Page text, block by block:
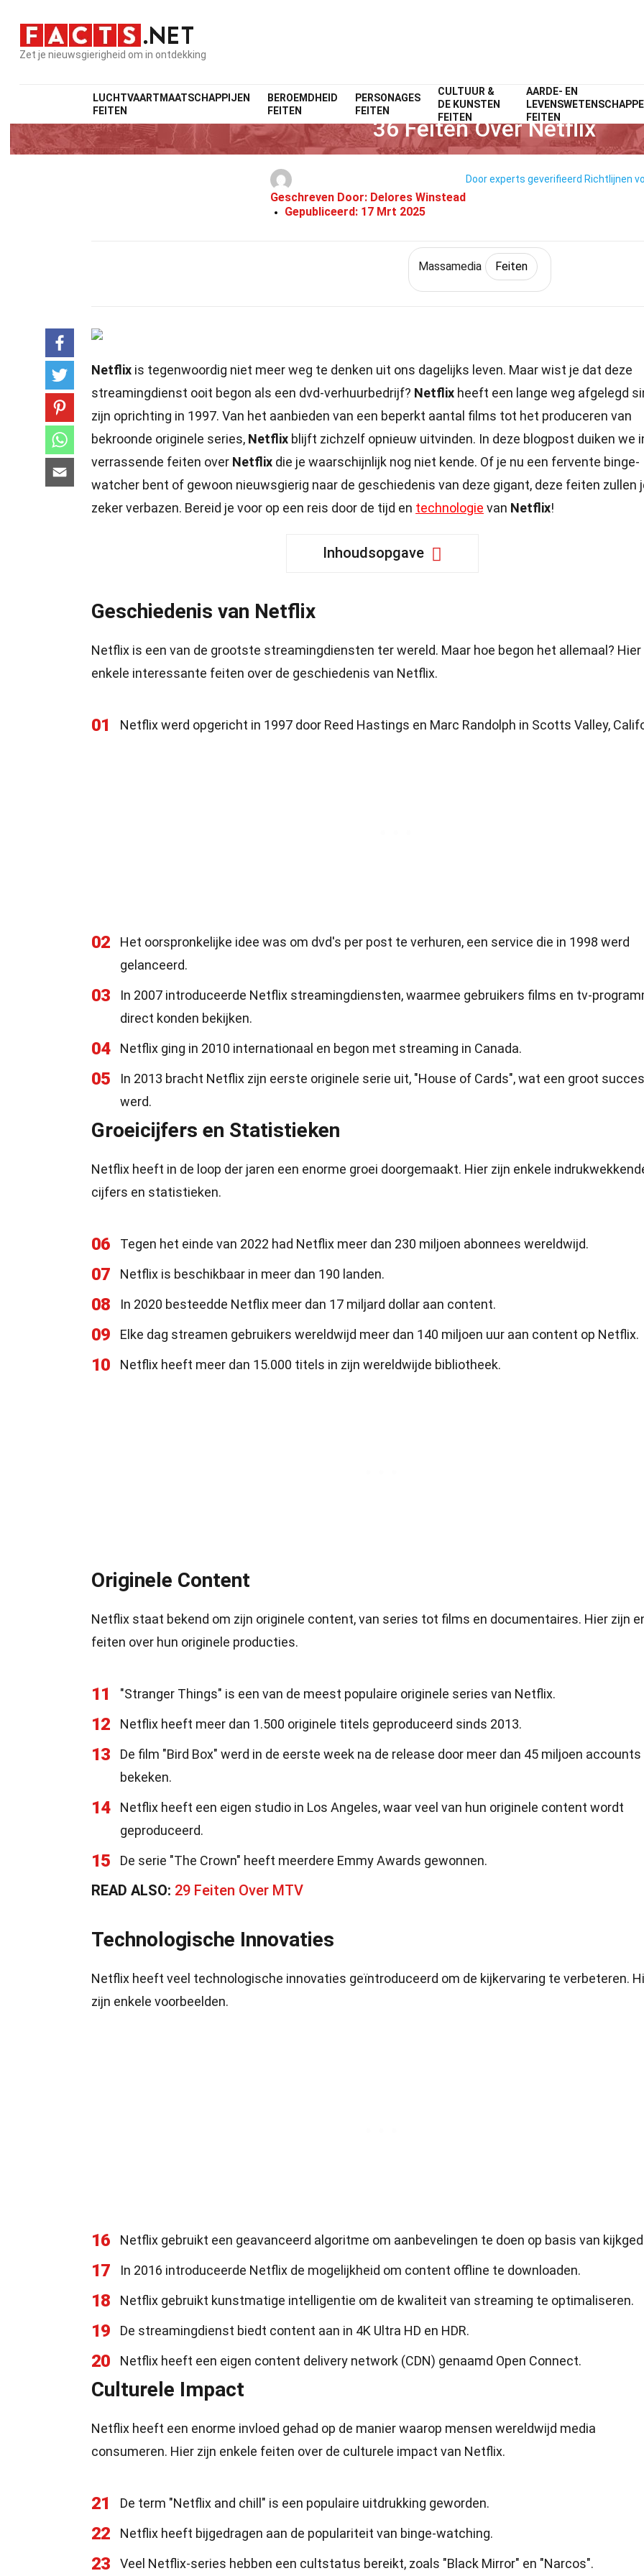
Zet je nieuwsgierigheid om in ontdekking
LUCHTVAARTMAATSCHAPPIJEN
FEITEN
BEROEMDHEID
FEITEN
PERSONAGES
FEITEN
CULTUUR &
DE KUNSTEN
FEITEN
AARDE- EN
FEITEN
Home Cultuur & De KunstenFeiten MassamediaFeiten
36 Feiten Over Netflix
Geschreven Door: Delores Winstead
Gepubliceerd: 17 Mrt 2025
Door experts geverifieerd Richtlijnen
Massamedia Feiten
Netflix is tegenwoordig niet meer weg te denken uit ons dagelijks leven. Maar wist je dat deze
streamingdienst ooit begon als een dvd-verhuurbedrijf? Netflix heeft een lange weg afgelegd
zijn oprichting in 1997. Van het aanbieden van een beperkt aantal films tot het produceren van
bekroonde originele series, Netflix blijft zichzelf opnieuw uitvinden. In deze blogpost duiken we
verrassende feiten over Netflix die je waarschijnlijk nog niet kende. Of je nu een fervente binge-
watcher bent of gewoon nieuwsgierig naar de geschiedenis van deze gigant, deze feiten zullen
zeker verbazen. Bereid je voor op een reis door de tijd en technologie van Netflix!
Inhoudsopgave
Geschiedenis van Netflix
Netflix is een van de grootste streamingdiensten ter wereld. Maar hoe begon het allemaal? Hier
enkele interessante feiten over de geschiedenis van Netflix.
01 Netflix werd opgericht in 1997 door Reed Hastings en Marc Randolph in Scotts Valley,
02
Het oorspronkelijke idee was om dvd's per post te verhuren, een service die in 1998 werd
gelanceerd.
03
In 2007 introduceerde Netflix streamingdiensten, waarmee gebruikers films en tv-
direct konden bekijken.
04 Netflix ging in 2010 internationaal en begon met streaming in Canada.
05
In 2013 bracht Netflix zijn eerste originele serie uit, "House of Cards", wat een groot succes
werd.
Groeicijfers en Statistieken
Netflix heeft in de loop der jaren een enorme groei doorgemaakt. Hier zijn enkele
cijfers en statistieken.
06 Tegen het einde van 2022 had Netflix meer dan 230 miljoen abonnees wereldwijd.
07 Netflix is beschikbaar in meer dan 190 landen.
08 In 2020 besteedde Netflix meer dan 17 miljard dollar aan content.
09 Elke dag streamen gebruikers wereldwijd meer dan 140 miljoen uur aan content op Netflix.
10 Netflix heeft meer dan 15.000 titels in zijn wereldwijde bibliotheek.
Originele Content
Netflix staat bekend om zijn originele content, van series tot films en documentaires. Hier zijn
feiten over hun originele producties.
11 "Stranger Things" is een van de meest populaire originele series van Netflix.
12 Netflix heeft meer dan 1.500 originele titels geproduceerd sinds 2013.
13
De film "Bird Box" werd in de eerste week na de release door meer dan 45 miljoen accounts
bekeken.
14
Netflix heeft een eigen studio in Los Angeles, waar veel van hun originele content wordt
geproduceerd.
15 De serie "The Crown" heeft meerdere Emmy Awards gewonnen.
READ ALSO: 29 Feiten Over MTV
Technologische Innovaties
Netflix heeft veel technologische innovaties geïntroduceerd om de kijkervaring te verbeteren.
zijn enkele voorbeelden.
16 Netflix gebruikt een geavanceerd algoritme om aanbevelingen te doen op basis van
17 In 2016 introduceerde Netflix de mogelijkheid om content offline te downloaden.
18 Netflix gebruikt kunstmatige intelligentie om de kwaliteit van streaming te optimaliseren.
19 De streamingdienst biedt content aan in 4K Ultra HD en HDR.
20 Netflix heeft een eigen content delivery network (CDN) genaamd Open Connect.
Culturele Impact
Netflix heeft een enorme invloed gehad op de manier waarop mensen wereldwijd media
consumeren. Hier zijn enkele feiten over de culturele impact van Netflix.
21 De term "Netflix and chill" is een populaire uitdrukking geworden.
22 Netflix heeft bijgedragen aan de populariteit van binge-watching.
23 Veel Netflix-series hebben een cultstatus bereikt, zoals "Black Mirror" en "Narcos".